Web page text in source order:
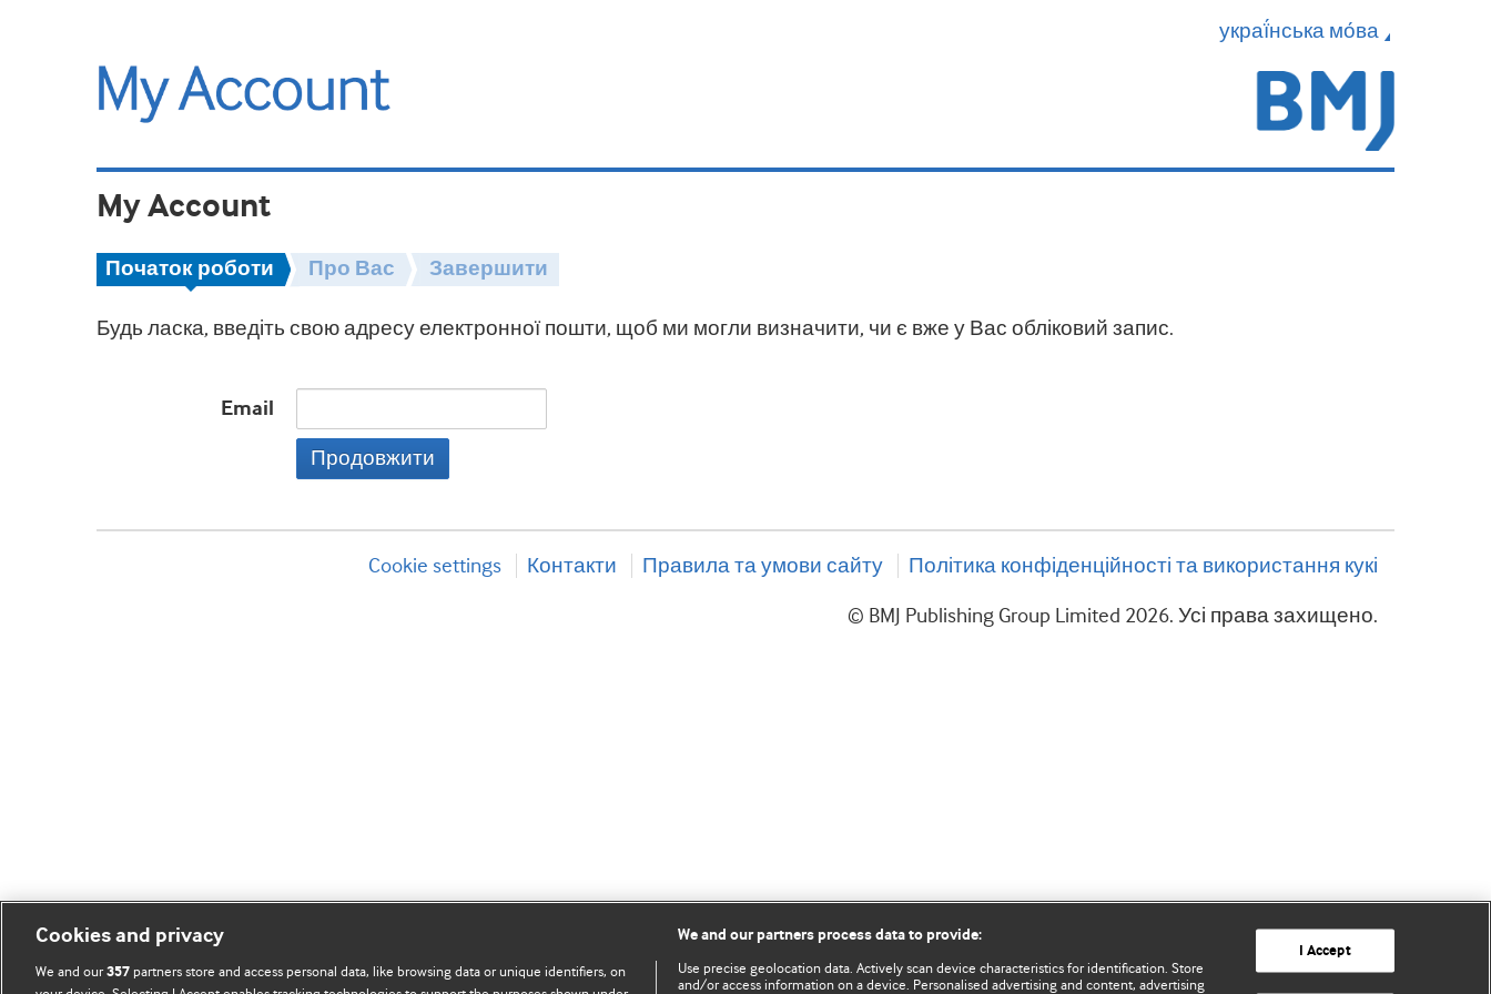
украї́нська мо́ва
My Account
Початок роботи Про Вас Завершити
Будь ласка, введіть свою адресу електронної пошти, щоб ми могли визначити, чи є вже у Вас обліковий запис.
Email
Продовжити
Cookie settings Контакти Правила та умови сайту Політика конфіденційності та використання кукі
© BMJ Publishing Group Limited 2026. Усі права захищено.
Cookies and privacy
We and our357 partners store and access personal data, like browsing data or unique identifiers, on
We and our partners process data to provide:
Use precise geolocation data. Actively scan device characteristics for identification. Store
and/or access information on a device. Personalised advertising and content, advertising
I Accept